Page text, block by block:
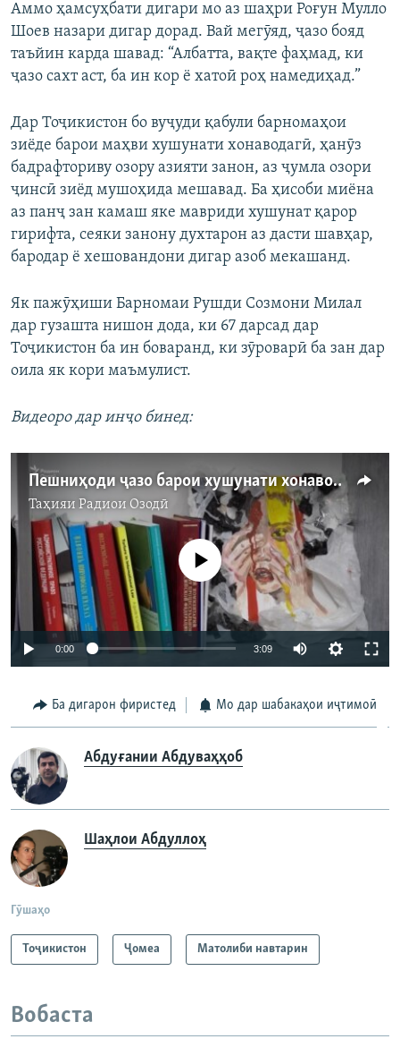
Аммо ҳамсуҳбати дигари мо аз шаҳри Роғун Мулло
Шоев назари дигар дорад. Вай мегӯяд, ҷазо бояд
таъйин карда шавад: “Албатта, вақте фаҳмад, ки
ҷазо сахт аст, ба ин кор ё хатоӣ роҳ намедиҳад.”
Дар Тоҷикистон бо вуҷуди қабули барномаҳои
зиёде барои маҳви хушунати хонаводагӣ, ҳанӯз
бадрафториву озору азияти занон, аз ҷумла озори
ҷинсӣ зиёд мушоҳида мешавад. Ба ҳисоби миёна
аз панҷ зан камаш яке мавриди хушунат қарор
гирифта, сеяки занону духтарон аз дасти шавҳар,
бародар ё хешовандони дигар азоб мекашанд.
Як пажӯҳиши Барномаи Рушди Созмони Милал
дар гузашта нишон дода, ки 67 дарсад дар
Тоҷикистон ба ин боваранд, ки зӯроварӣ ба зан дар
оила як кори маъмулист.
Видеоро дар инҷо бинед:
Пешниҳоди ҷазо барои хушунати хонаводагӣ дар Тоҷикистон
Таҳияи Радиои Озодӣ
Феълан кор намекунад
0:00 3:09
360p
Ба дигарон фиристед Мо дар шабакаҳои иҷтимоӣ
Абдуғании Абдуваҳҳоб
Шаҳлои Абдуллоҳ
Гӯшаҳо
Тоҷикистон Ҷомeа Матолиби навтарин
Вобаста